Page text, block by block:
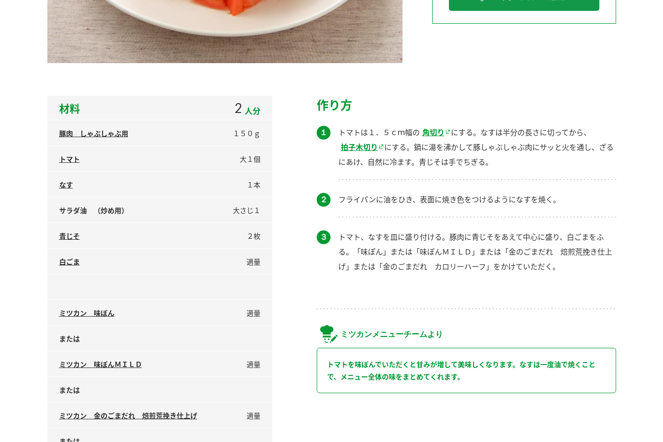
材料 2 人分
豚肉 しゃぶしゃぶ用 １５０ｇ
トマト 大１個
なす １本
サラダ油 （炒め用） 大さじ１
青じそ ２枚
白ごま 適量
ミツカン 味ぽん 適量
または
ミツカン 味ぽんＭＩＬＤ 適量
または
ミツカン 金のごまだれ 焙煎荒挽き仕上げ 適量
作り方
１ トマトは１．５ｃｍ幅の 角切り
にする。なすは半分の長さに切ってから、
拍子木切り
にする。鍋に湯を沸かして豚しゃぶしゃぶ肉にサッと火を通し、ざる
にあけ、自然に冷ます。青じそは手でちぎる。
２ フライパンに油をひき、表面に焼き色をつけるようになすを焼く。
３
トマト、なすを皿に盛り付ける。豚肉に青じそをあえて中心に盛り、白ごまをふ
る。「味ぽん」または「味ぽんＭＩＬＤ」または「金のごまだれ 焙煎荒挽き仕上
げ」または「金のごまだれ カロリーハーフ」をかけていただく。
ミツカンメニューチームより
トマトを味ぽんでいただくと甘みが増して美味しくなります。なすは一度油で焼くこと
で、メニュー全体の味をまとめてくれます。